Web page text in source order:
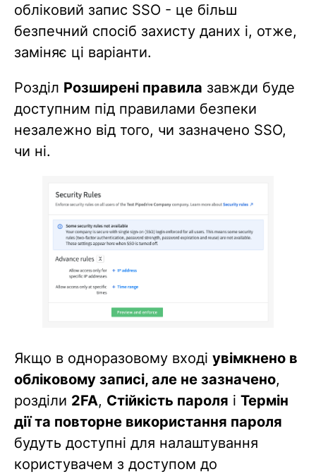
обліковий запис SSO - це більш
безпечний спосіб захисту даних і, отже,
заміняє ці варіанти.
Розділ Розширені правила завжди буде
доступним під правилами безпеки
незалежно від того, чи зазначено SSO,
чи ні.
Якщо в одноразовому вході увімкнено в
обліковому записі, але не зазначено,
розділи 2FA, Стійкість пароля і Термін
дії та повторне використання пароля
будуть доступні для налаштування
користувачем з доступом до